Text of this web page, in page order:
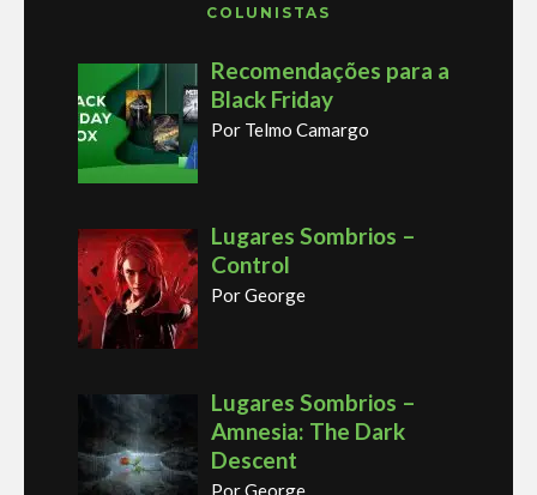
COLUNISTAS
Recomendações para a
Black Friday
Por Telmo Camargo
Lugares Sombrios –
Control
Por George
Lugares Sombrios –
Amnesia: The Dark
Descent
Por George